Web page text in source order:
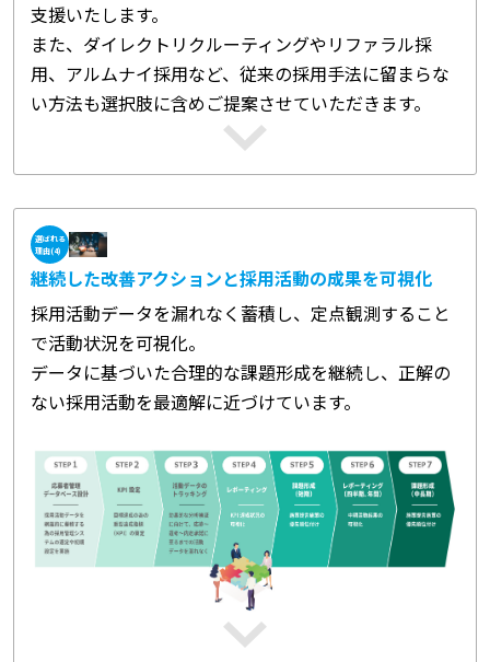
支援いたします。
また、ダイレクトリクルーティングやリファラル採
用、アルムナイ採用など、従来の採用手法に留まらな
い方法も選択肢に含めご提案させていただきます。
選ばれる
理由(4)
継続した改善アクションと採用活動の成果を可視化
採用活動データを漏れなく蓄積し、定点観測すること
で活動状況を可視化。
データに基づいた合理的な課題形成を継続し、正解の
ない採用活動を最適解に近づけています。